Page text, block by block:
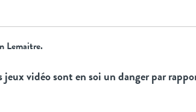
Lemaitre.
jeux vidéo sont en soi un danger par